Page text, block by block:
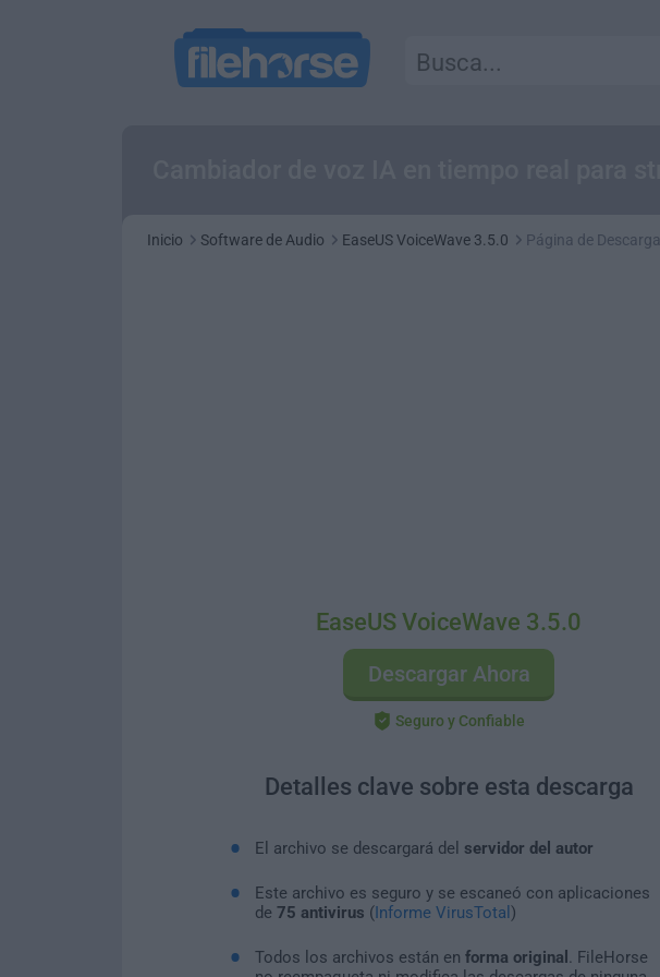
Inicio Software de Audio EaseUS VoiceWave 3.5.0 Página de Descarga
EaseUS VoiceWave 3.5.0
Descargar Ahora
Seguro y Confiable
Detalles clave sobre esta descarga
El archivo se descargará del servidor del autor
Este archivo es seguro y se escaneó con aplicaciones
de 75 antivirus (Informe VirusTotal )
Todos los archivos están en forma original
. FileHorse